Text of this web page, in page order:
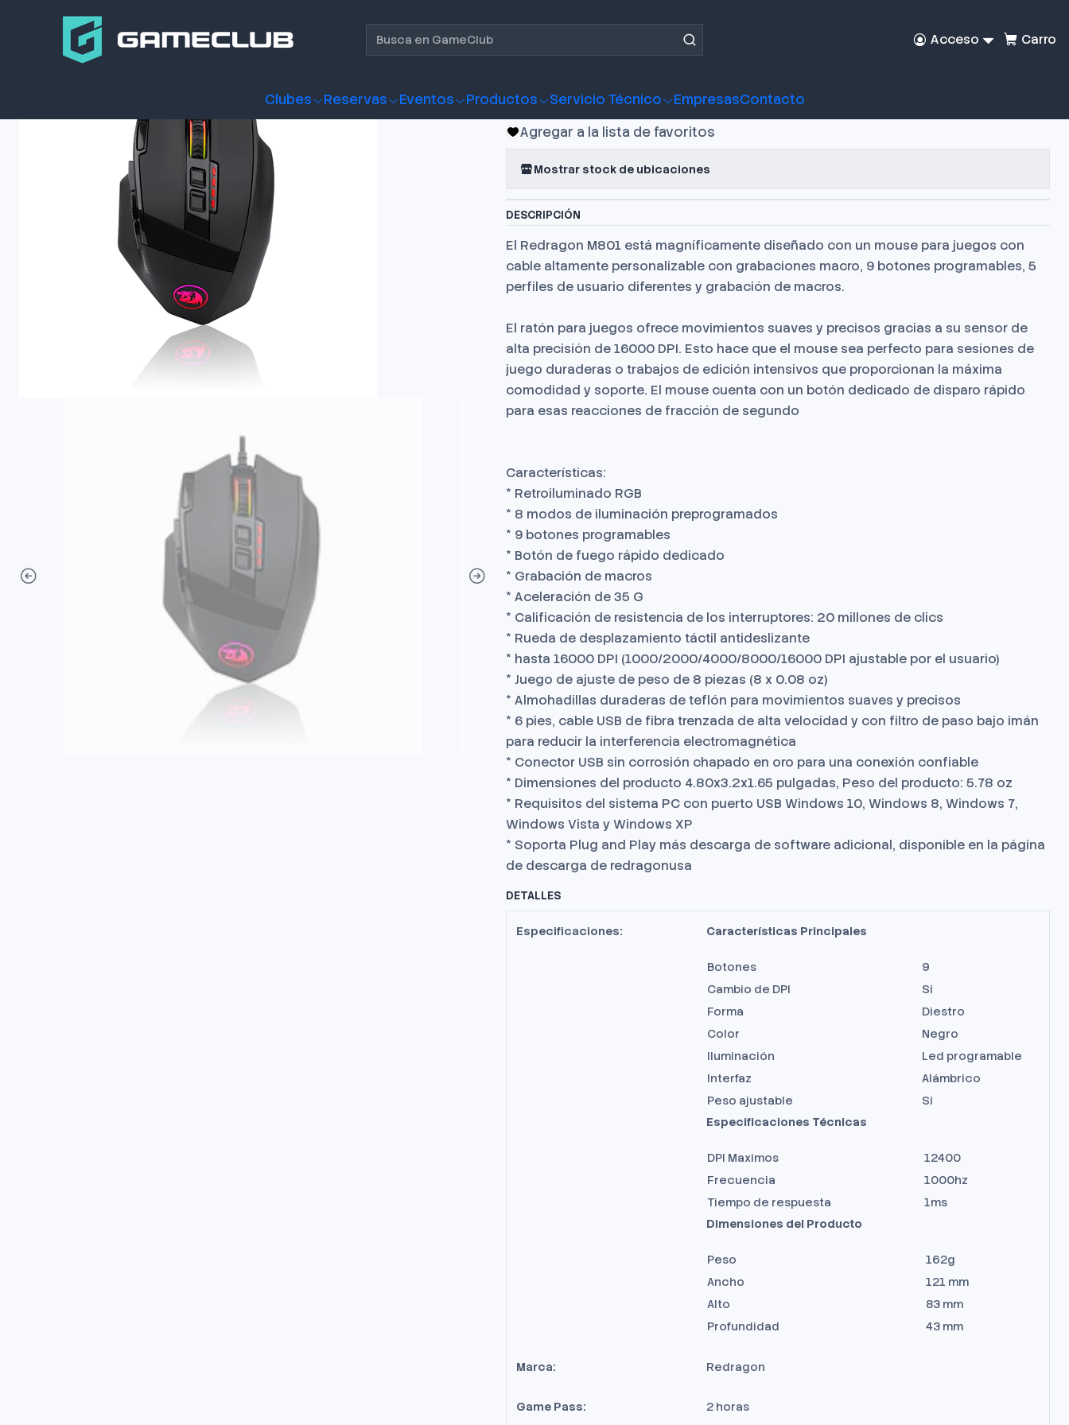
Acceso Carro
Clubes Reservas Eventos Productos Servicio Técnico EmpresasContacto
Productos
Mouse Gamer Redragon M801
Sniper RGB
Agregar a la lista de favoritos
Mostrar stock de ubicaciones
DESCRIPCIÓN
El Redragon M801 está magníficamente diseñado con un mouse para juegos con
cable altamente personalizable con grabaciones macro, 9 botones programables, 5
perfiles de usuario diferentes y grabación de macros.
El ratón para juegos ofrece movimientos suaves y precisos gracias a su sensor de
alta precisión de 16000 DPI. Esto hace que el mouse sea perfecto para sesiones de
juego duraderas o trabajos de edición intensivos que proporcionan la máxima
comodidad y soporte. El mouse cuenta con un botón dedicado de disparo rápido
para esas reacciones de fracción de segundo
Características:
* Retroiluminado RGB
* 8 modos de iluminación preprogramados
* 9 botones programables
* Botón de fuego rápido dedicado
* Grabación de macros
* Aceleración de 35 G
* Calificación de resistencia de los interruptores: 20 millones de clics
* Rueda de desplazamiento táctil antideslizante
* hasta 16000 DPI (1000/2000/4000/8000/16000 DPI ajustable por el usuario)
* Juego de ajuste de peso de 8 piezas (8 x 0.08 oz)
* Almohadillas duraderas de teflón para movimientos suaves y precisos
* 6 pies, cable USB de fibra trenzada de alta velocidad y con filtro de paso bajo imán
para reducir la interferencia electromagnética
* Conector USB sin corrosión chapado en oro para una conexión confiable
* Dimensiones del producto 4.80x3.2x1.65 pulgadas, Peso del producto: 5.78 oz
* Requisitos del sistema PC con puerto USB Windows 10, Windows 8, Windows 7,
Windows Vista y Windows XP
* Soporta Plug and Play más descarga de software adicional, disponible en la página
de descarga de redragonusa
DETALLES
Especificaciones: Características Principales
Botones
9
Cambio de DPI
Si
Forma
Diestro
Color
Negro
Iluminación
Led programable
Interfaz
Alámbrico
Peso ajustable
Si
Especificaciones Técnicas
DPI Maximos
12400
Frecuencia
1000hz
Tiempo de respuesta
1ms
Dimensiones del Producto
Peso
162g
Ancho
121 mm
Alto
83 mm
Profundidad
43 mm
Marca: Redragon
Game Pass: 2 horas